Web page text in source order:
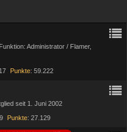
Administrator / Flamer
17 Punkte 59.222
seit 1. Juni 2002
Punkte 27.129